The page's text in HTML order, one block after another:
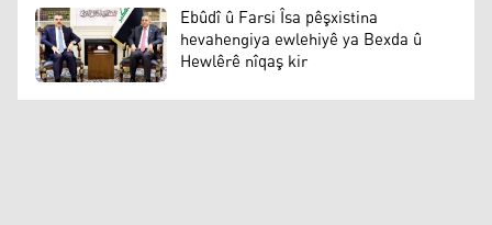
Ebûdî û Farsi Îsa pêşxistina
hevahengiya ewlehiyê ya Bexda û
Hewlêrê nîqaş kir